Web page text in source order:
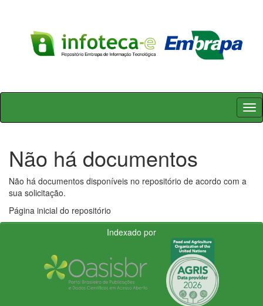
Skip
Não há documentos
Não há documentos disponíveis no repositório de acordo com a
sua solicitação.
Página inicial do repositório
Indexado por